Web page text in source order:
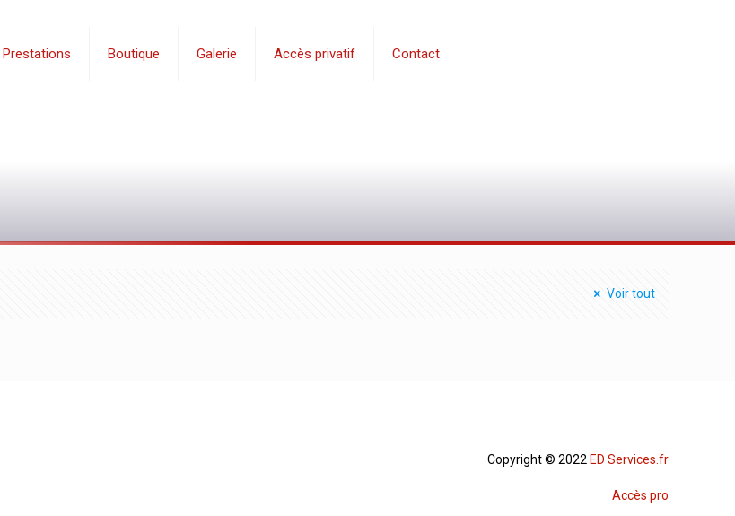
Prestations Boutique Galerie Accès privatif Contact
Voir tout
Copyright © 2022 ED Services.fr
Accès pro